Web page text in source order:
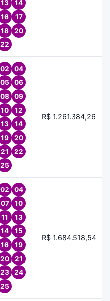
13
14
16
17
18
20
22
02
04
05
06
08
09
10
12
13
14
19
20
21
22
25
R$ 1.261.384,26
02
04
07
10
11
13
14
15
16
19
20
21
23
24
25
R$ 1.684.518,54